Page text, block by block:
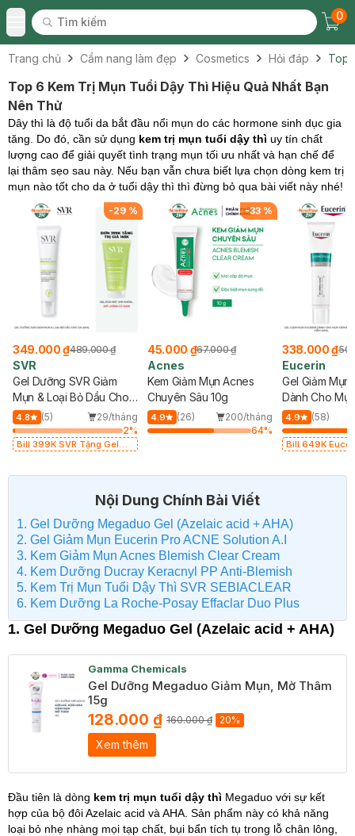
Toggle Menu
Tìm kiếm
Tìm kiếm
0
Trang chủ Cẩm nang làm đẹp Cosmetics Hỏi đáp Top
Top 6 Kem Trị Mụn Tuổi Dậy Thì Hiệu Quả Nhất Bạn
Nên Thử
Dây thì là độ tuổi da bắt đầu nổi mụn do các hormone sinh dục gia
tăng. Do đó, cần sử dụng kem trị mụn tuổi dậy thì uy tín chất
lượng cao để giải quyết tình trạng mụn tối ưu nhất và hạn chế để
lại thâm sẹo sau này. Nếu bạn vẫn chưa biết lựa chọn dòng kem trị
mụn nào tốt cho da ở tuổi dậy thì thì đừng bỏ qua bài viết này nhé!
-29 %
349.000 ₫489.000 ₫
SVR
Gel Dưỡng SVR Giảm
Mụn & Loại Bỏ Dầu Cho
Da 40ml
4.8 (5)
29/tháng
2%
Bill 399K SVR Tặng Gel
-33 %
45.000 ₫67.000 ₫
Acnes
Kem Giảm Mụn Acnes
Chuyên Sâu 10g
4.9 (26)
200/tháng
64%
338.000 ₫
Eucerin
Gel Giảm Mụn
Dành Cho
Không Viêm
4.9 (58)
Bill 649K
Nội Dung Chính Bài Viết
1. Gel Dưỡng Megaduo Gel (Azelaic acid + AHA)
2. Gel Giảm Mụn Eucerin Pro ACNE Solution A.I
3. Kem Giảm Mụn Acnes Blemish Clear Cream
4. Kem Dưỡng Ducray Keracnyl PP Anti-Blemish
5. Kem Trị Mụn Tuổi Dậy Thì SVR SEBIACLEAR
6. Kem Dưỡng La Roche-Posay Effaclar Duo Plus
1. Gel Dưỡng Megaduo Gel (Azelaic acid + AHA)
Gamma Chemicals
Gel Dưỡng Megaduo Giảm Mụn, Mờ Thâm
15g
128.000 ₫ 160.000 ₫ 20%
Xem thêm
Đầu tiên là dòng kem trị mụn tuổi dậy thì Megaduo với sự kết
hợp của bộ đôi Azelaic acid và AHA. Sản phẩm này có khả năng
loại bỏ nhẹ nhàng mọi tạp chất, bụi bẩn tích tụ trong lỗ chân lông,